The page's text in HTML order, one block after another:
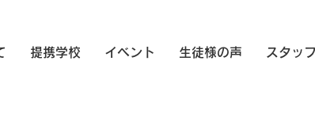
提携学校 イベント 生徒様の声 スタッ